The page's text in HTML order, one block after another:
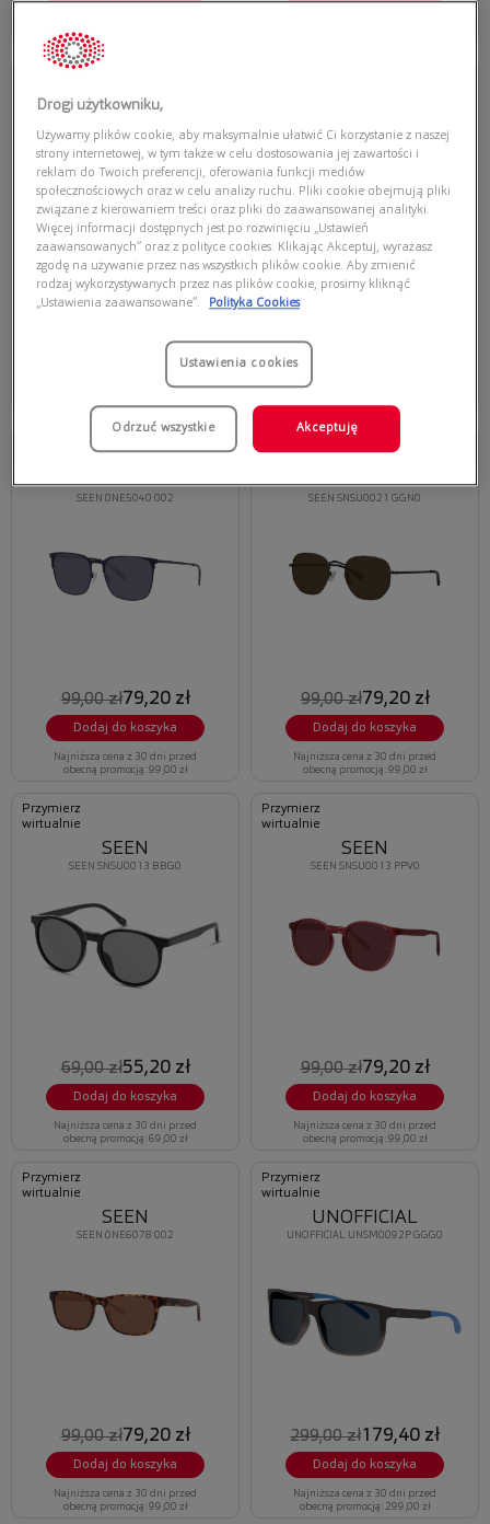
obecną promocją: 291,85 zł
Przymierz
SEEN 0NE5041 001
SEEN
Najniższa cena z 30 dni przed
SEEN SNSM0010 BBE0
Najniższa cena z 30 dni przed
SEEN 0NE5040 002
SEEN
99,00 zł79,20 zł
Dodaj do koszyka
Najniższa cena z 30 dni przed
obecną promocją: 99,00 zł
wirtualnie
SEEN SNSU0021 GGN0
SEEN
99,00 zł79,20 zł
Dodaj do koszyka
Najniższa cena z 30 dni przed
obecną promocją: 99,00 zł
Przymierz
wirtualnie
SEEN SNSU0013 BBG0
SEEN
69,00 zł55,20 zł
Dodaj do koszyka
Najniższa cena z 30 dni przed
obecną promocją: 69,00 zł
Przymierz
wirtualnie
SEEN SNSU0013 PPV0
SEEN
99,00 zł79,20 zł
Dodaj do koszyka
Najniższa cena z 30 dni przed
obecną promocją: 99,00 zł
Przymierz
wirtualnie
SEEN 0NE6078 002
SEEN
99,00 zł79,20 zł
Dodaj do koszyka
Najniższa cena z 30 dni przed
obecną promocją: 99,00 zł
Przymierz
wirtualnie
UNOFFICIAL UNSM0092P GGG0
UNOFFICIAL
299,00 zł179,40 zł
Dodaj do koszyka
Najniższa cena z 30 dni przed
obecną promocją: 299,00 zł
Drogi użytkowniku,
Używamy plików cookie, aby maksymalnie ułatwić Ci korzystanie z naszej
strony internetowej, w tym także w celu dostosowania jej zawartości i
reklam do Twoich preferencji, oferowania funkcji mediów
społecznościowych oraz w celu analizy ruchu. Pliki cookie obejmują pliki
związane z kierowaniem treści oraz pliki do zaawansowanej analityki.
Więcej informacji dostępnych jest po rozwinięciu „Ustawień
zaawansowanych” oraz z polityce cookies. Klikając Akceptuj, wyrażasz
zgodę na używanie przez nas wszystkich plików cookie. Aby zmienić
rodzaj wykorzystywanych przez nas plików cookie, prosimy kliknąć
„Ustawienia zaawansowane”.
Polityka Cookies
Ustawienia cookies
Odrzuć wszystkie Akceptuję